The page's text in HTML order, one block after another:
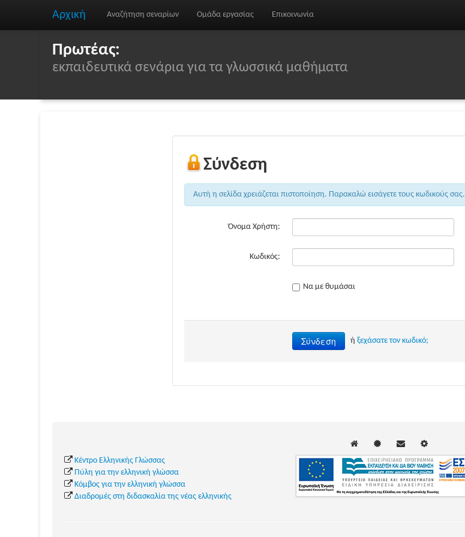
Αρχική Αναζήτηση σεναρίων Ομάδα εργασίας Επικοινωνία
Πρωτέας:
εκπαιδευτικά σενάρια για τα γλωσσικά μαθήματα
Σύνδεση
Αυτή η σελίδα χρειάζεται πιστοποίηση. Παρακαλώ εισάγετε τους κωδικούς σας.
Όνομα Χρήστη:
Κωδικός:
Να με θυμάσαι
Σύνδεση ή ξεχάσατε τον κωδικό;
Κέντρο Ελληνικής Γλώσσας
Πύλη για την ελληνική γλώσσα
Κόμβος για την ελληνική γλώσσα
Διαδρομές στη διδασκαλία της νέας ελληνικής